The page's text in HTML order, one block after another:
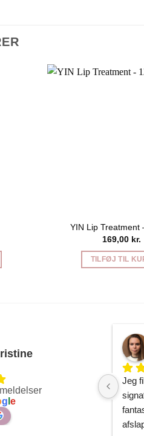
YIN Lip Treatment
169,00 kr.
TILFØJ TIL
g e
Jeg